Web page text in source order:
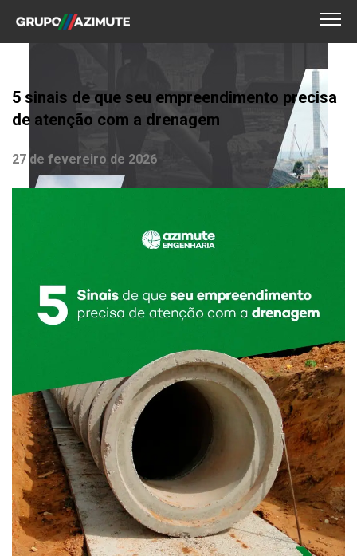
5 sinais de que seu empreendimento precisa
de atenção com a drenagem
27 de fevereiro de 2026